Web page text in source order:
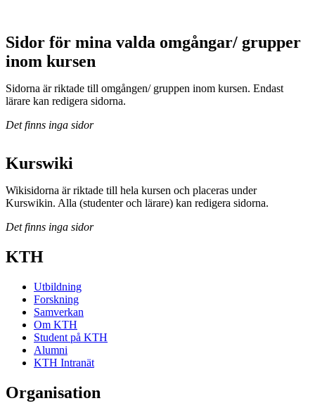
Sidor för mina valda omgångar/ grupper
inom kursen
Sidorna är riktade till omgången/ gruppen inom kursen. Endast
lärare kan redigera sidorna.
Det finns inga sidor
Kurswiki
Wikisidorna är riktade till hela kursen och placeras under
Kurswikin. Alla (studenter och lärare) kan redigera sidorna.
Det finns inga sidor
KTH
Utbildning
Forskning
Samverkan
Om KTH
Student på KTH
Alumni
KTH Intranät
Organisation